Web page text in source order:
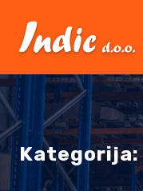
Kategorija: